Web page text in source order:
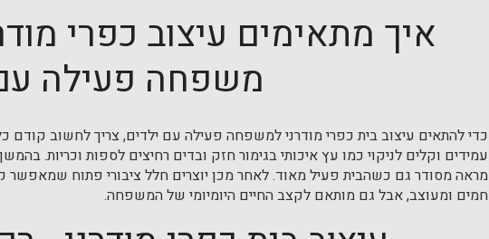
איך מתאימים עיצוב כפרי
משפחה פעילה
כדי להתאים עיצוב בית כפרי מודרני למשפחה פעילה עם ילדים, צריך לחשוב קודם
עמידים וקלים לניקוי כמו עץ איכותי בגימור חזק ובדים רחיצים לספות וכריות.
מראה מסודר גם כשהבית פעיל מאוד. לאחר מכן יוצרים חלל ציבורי פתוח שמאפשר
חמים ומעוצב, אבל גם מותאם לקצב החיים היומיומי של המשפחה.